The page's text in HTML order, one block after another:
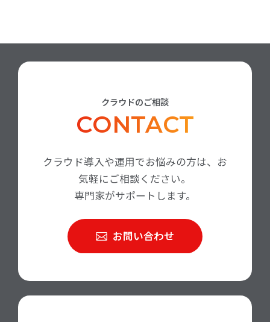
クラウドのご相談
CONTACT
クラウド導入や運用でお悩みの方は、お
気軽にご相談ください。
専門家がサポートします。
お問い合わせ